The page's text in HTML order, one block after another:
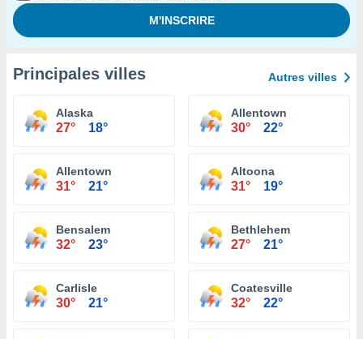
Principales villes Autres villes
Alaska
27° 18°
Allentown
30° 22°
Allentown
31° 21°
Altoona
31° 19°
Bensalem
32° 23°
Bethlehem
27° 21°
Carlisle
30° 21°
Coatesville
32° 22°